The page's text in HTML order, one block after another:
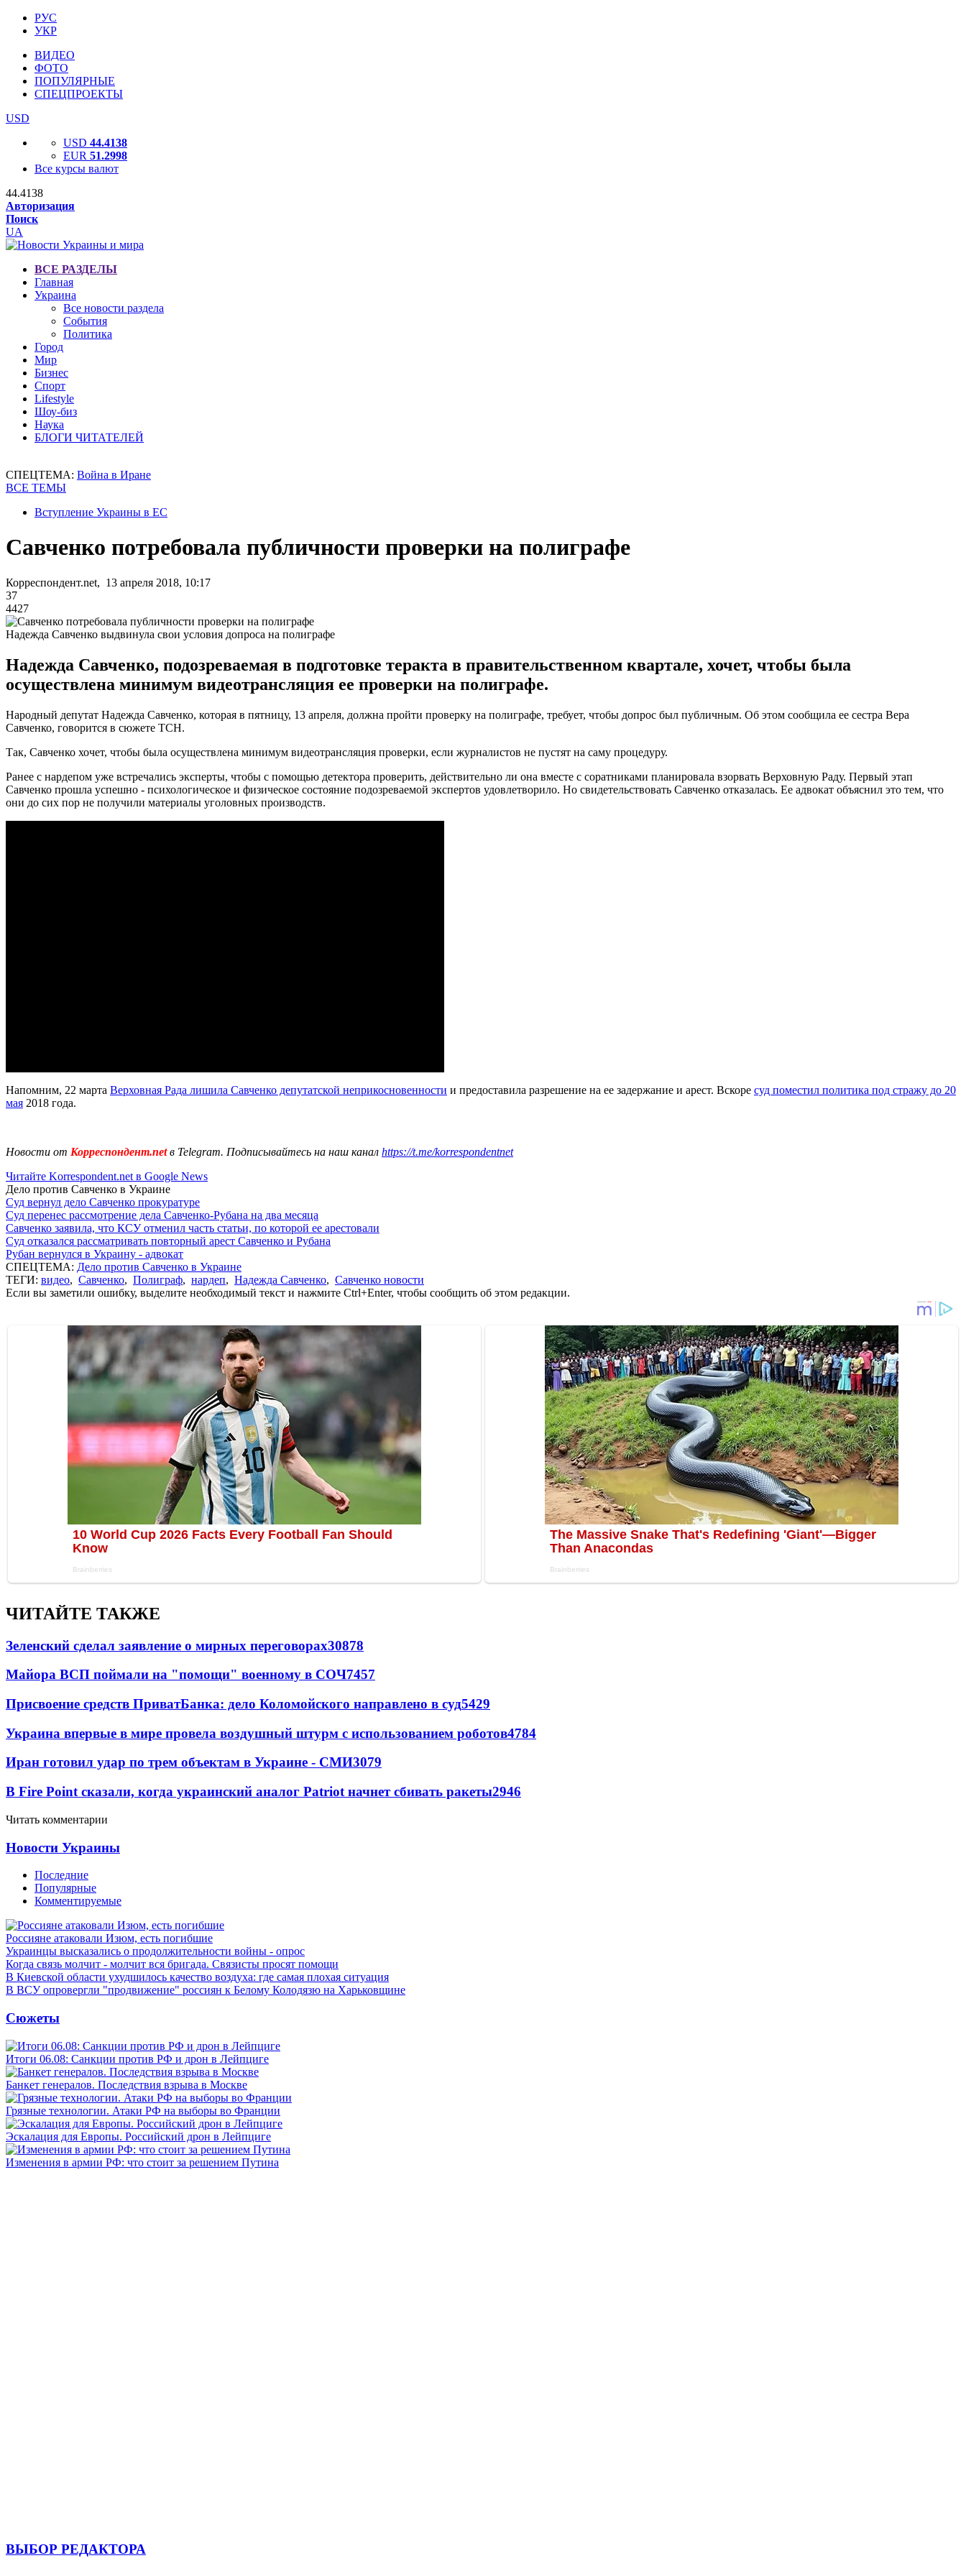
РУС
УКР
ВИДЕО
ФОТО
ПОПУЛЯРНЫЕ
СПЕЦПРОЕКТЫ
USD
USD 44.4138
EUR 51.2998
Все курсы валют
44.4138
Авторизация
Поиск
UA
ВСЕ РАЗДЕЛЫ
Главная
Украина
Все новости раздела
События
Политика
Город
Мир
Бизнес
Спорт
Lifestyle
Шоу-биз
Наука
БЛОГИ ЧИТАТЕЛЕЙ
СПЕЦТЕМА: Война в Иране
ВСЕ ТЕМЫ
Вступление Украины в ЕС
Савченко потребовала публичности проверки на полиграфе
Корреспондент.net, 13 апреля 2018, 10:17
37
4427
Надежда Савченко выдвинула свои условия допроса на полиграфе
Надежда Савченко, подозреваемая в подготовке теракта в правительственном квартале, хочет, чтобы была
осуществлена минимум видеотрансляция ее проверки на полиграфе.
Народный депутат Надежда Савченко, которая в пятницу, 13 апреля, должна пройти проверку на полиграфе, требует, чтобы допрос был публичным. Об этом сообщила ее сестра Вера
Савченко, говорится в сюжете ТСН.
Так, Савченко хочет, чтобы была осуществлена минимум видеотрансляция проверки, если журналистов не пустят на саму процедуру.
Ранее с нардепом уже встречались эксперты, чтобы с помощью детектора проверить, действительно ли она вместе с соратниками планировала взорвать Верховную Раду. Первый этап
Савченко прошла успешно - психологическое и физическое состояние подозреваемой экспертов удовлетворило. Но свидетельствовать Савченко отказалась. Ее адвокат объяснил это тем, что
они до сих пор не получили материалы уголовных производств.
Напомним, 22 марта Верховная Рада лишила Савченко депутатской неприкосновенности и предоставила разрешение на ее задержание и арест. Вскоре суд поместил политика под стражу до 20
мая 2018 года.
Новости от Корреспондент.netв Telegram. Подписывайтесь на наш канал https://t.me/korrespondentnet
Читайте Korrespondent.net в Google News
Дело против Савченко в Украине
Суд вернул дело Савченко прокуратуре
Суд перенес рассмотрение дела Савченко-Рубана на два месяца
Савченко заявила, что КСУ отменил часть статьи, по которой ее арестовали
Суд отказался рассматривать повторный арест Савченко и Рубана
Рубан вернулся в Украину - адвокат
СПЕЦТЕМА: Дело против Савченко в Украине
ТЕГИ: видео, Савченко, Полиграф, нардеп, Надежда Савченко, Савченко новости
Если вы заметили ошибку, выделите необходимый текст и нажмите Ctrl+Enter, чтобы сообщить об этом редакции.
ЧИТАЙТЕ ТАКЖЕ
Зеленский сделал заявление о мирных переговорах30878
Майора ВСП поймали на "помощи" военному в СОЧ7457
Присвоение средств ПриватБанка: дело Коломойского направлено в суд5429
Украина впервые в мире провела воздушный штурм с использованием роботов4784
Иран готовил удар по трем объектам в Украине - СМИ3079
В Fire Point сказали, когда украинский аналог Patriot начнет сбивать ракеты2946
Читать комментарии
Новости Украины
Последние
Популярные
Комментируемые
Россияне атаковали Изюм, есть погибшие
Украинцы высказались о продолжительности войны - опрос
Когда связь молчит - молчит вся бригада. Связисты просят помощи
В Киевской области ухудшилось качество воздуха: где самая плохая ситуация
В ВСУ опровергли "продвижение" россиян к Белому Колодязю на Харьковщине
Сюжеты
Итоги 06.08: Санкции против РФ и дрон в Лейпциге
Банкет генералов. Последствия взрыва в Москве
Грязные технологии. Атаки РФ на выборы во Франции
Эскалация для Европы. Российский дрон в Лейпциге
Изменения в армии РФ: что стоит за решением Путина
ВЫБОР РЕДАКТОРА